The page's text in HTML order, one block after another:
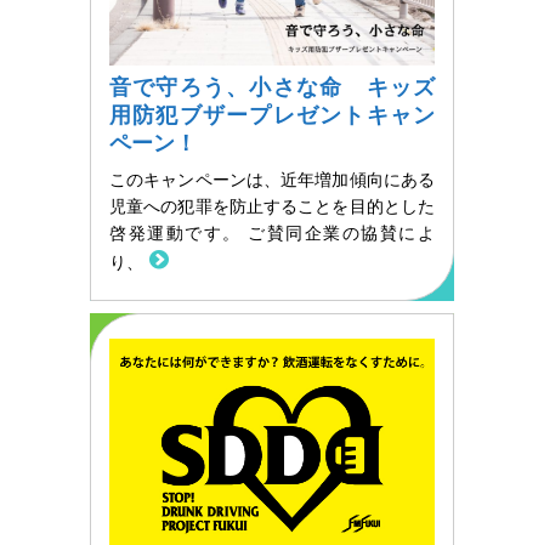
音で守ろう、小さな命 キッズ
用防犯ブザープレゼントキャン
ペーン！
このキャンペーンは、近年増加傾向にある
児童への犯罪を防止することを目的とした
啓発運動です。 ご賛同企業の協賛によ
り、